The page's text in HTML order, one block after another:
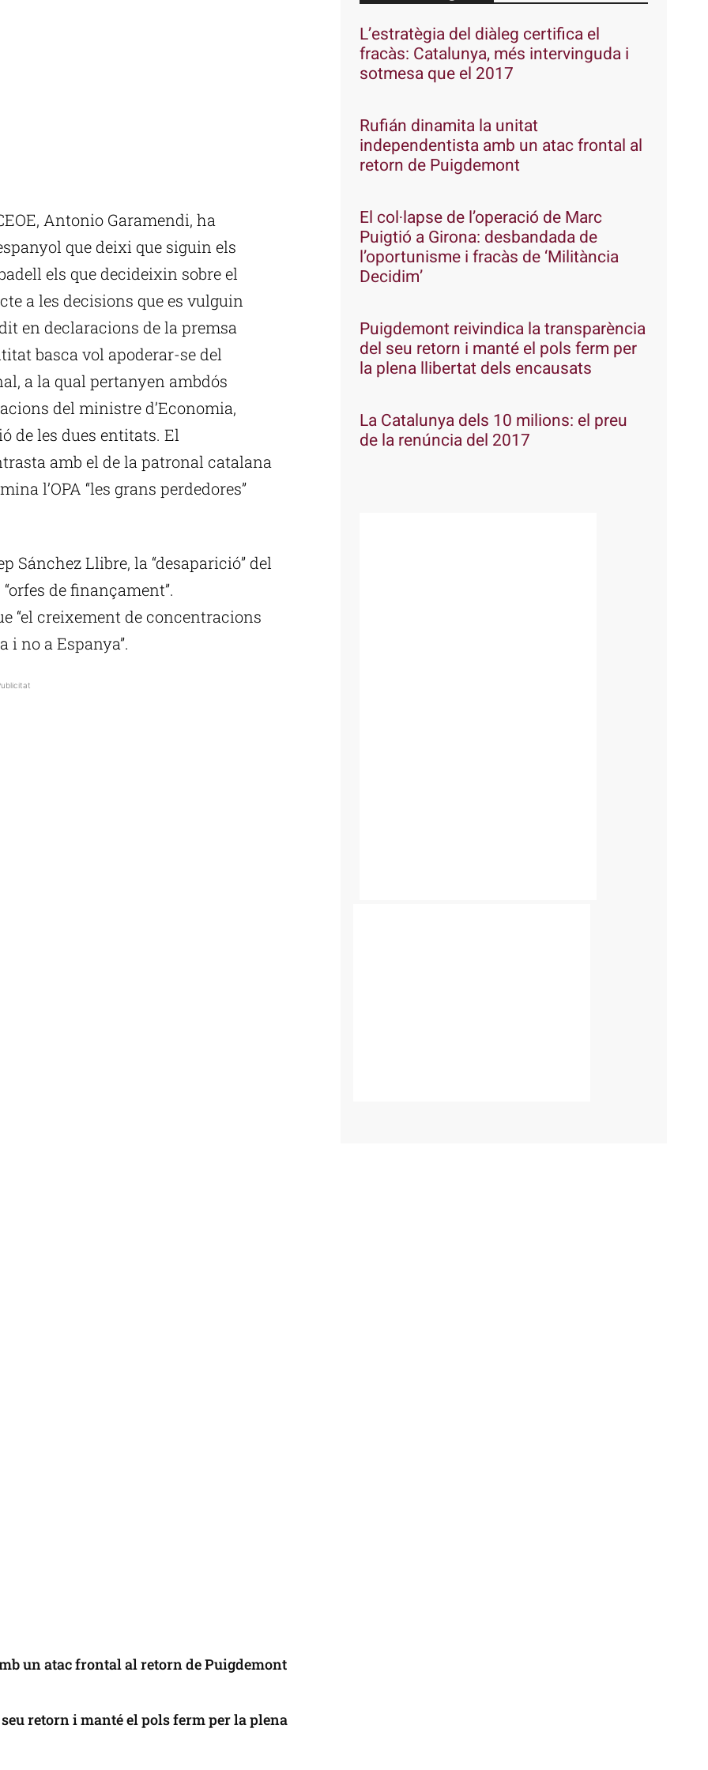
Antonio Garamendi, ha
que deixi que siguin els
els que decideixin sobre el
a les decisions que es vulguin
en declaracions de la premsa
basca vol apoderar-se del
a la qual pertanyen ambdós
del ministre d’Economia,
de les dues entitats. El
amb el de la patronal catalana
l’OPA “les grans perdedores”
Sánchez Llibre, la “desaparició” del
de finançament”.
“el creixement de concentracions
i no a Espanya”.
un atac frontal al retorn de Puigdemont
retorn i manté el pols ferm per la plena
L’estratègia del diàleg certifica el
fracàs: Catalunya, més intervinguda i
sotmesa que el 2017
Rufián dinamita la unitat
independentista amb un atac frontal al
retorn de Puigdemont
El col·lapse de l’operació de Marc
Puigtió a Girona: desbandada de
l’oportunisme i fracàs de ‘Militància
Decidim’
Puigdemont reivindica la transparència
del seu retorn i manté el pols ferm per
la plena llibertat dels encausats
La Catalunya dels 10 milions: el preu
de la renúncia del 2017